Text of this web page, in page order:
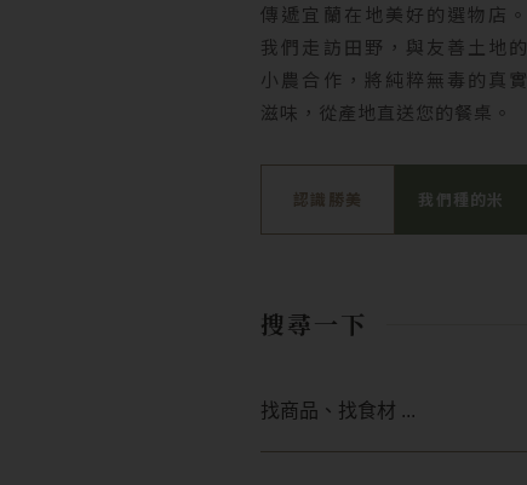
傳遞宜蘭在地美好的選物店。
我們走訪田野，與友善土地的
小農合作，將純粹無毒的真實
滋味，從產地直送您的餐桌。
認識勝美 我們種的米
搜尋一下